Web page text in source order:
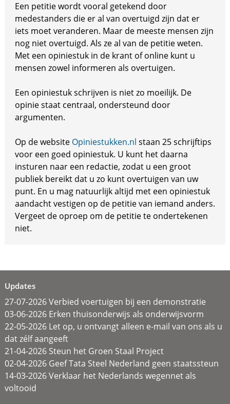
Een petitie wordt vooral getekend door
medestanders die er al van overtuigd zijn dat er
iets moet veranderen. Maar de meeste mensen zijn
nog niet overtuigd. Als ze al van de petitie weten.
Met een opiniestuk in de krant of online kunt u
mensen zowel informeren als overtuigen.
Een opiniestuk schrijven is niet zo moeilijk. De
opinie staat centraal, ondersteund door
argumenten.
Op de website Opiniestukken.nl staan 25 schrijftips
voor een goed opiniestuk. U kunt het daarna
insturen naar een redactie, zodat u een groot
publiek bereikt dat u zo kunt overtuigen van uw
punt. En u mag natuurlijk altijd met een opiniestuk
aandacht vestigen op de petitie van iemand anders.
Vergeet de oproep om de petitie te ondertekenen
niet.
Updates
27-07-2026 Verbied voertuigen bij een demonstratie
03-06-2026 Erken thuisonderwijs als onderwijsvorm
22-05-2026 Let op, u ontvangt alleen e-mail van ons als u
dat zélf aangeeft
21-04-2026 Steun het Groen Staal Project
02-04-2026 Geef Tata Steel Nederland geen staatssteun
14-03-2026 Verklaar het Nederlands wegennet als
voltooid